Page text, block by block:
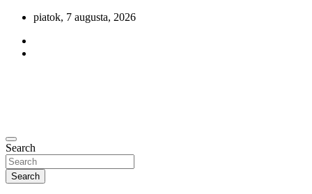
Skip
content
piatok, 7 augusta, 2026
olegu.sk
Novinky zo sveta LEGO
Search
Search